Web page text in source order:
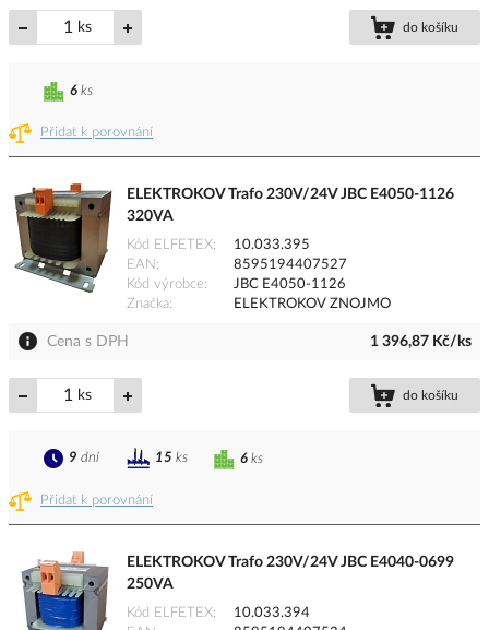
ks do košíku
Přidat k porovnání
6 ks
ELEKTROKOV Trafo 230V/24V JBC E4050-1126
320VA
Kód ELFETEX
10.033.395
EAN
8595194407527
Kód výrobce
JBC E4050-1126
Značka
ELEKTROKOV ZNOJMO
Cena s DPH 1 396,87 Kč/ks
ks do košíku
Přidat k porovnání
6 ks
9 dní 15 ks
ELEKTROKOV Trafo 230V/24V JBC E4040-0699
250VA
Kód ELFETEX
10.033.394